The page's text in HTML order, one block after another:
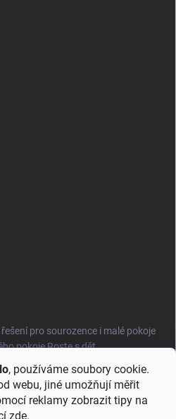
, používáme soubory cookie.
webu, jiné umožňují měřit
reklamy zobrazit tipy na
zde.
pro sourozence i malé pokoje
pokoje Roste s dět...
řešení pro malé prostory i
vašemu živo...